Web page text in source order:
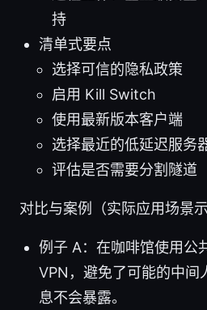
持
清单式要点
选择可信的隐私政策
启用 Kill Switch
使用最新版本客户端
选择最近的低延迟服务
评估是否需要分割隧道
对比与案例（实际应用场景示
例子 A：在咖啡馆使用公
VPN，避免了可能的中间
息不会暴露。